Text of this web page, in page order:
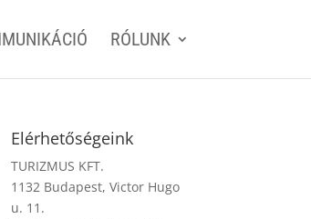
RÓLUNK
Elérhetőségeink
TURIZMUS KFT.
1132 Budapest, Victor Hugo
u. 11.